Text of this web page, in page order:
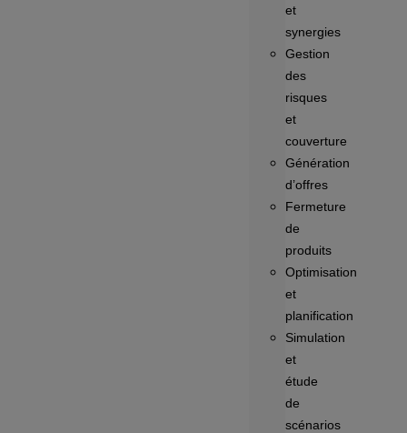
et
synergies
Gestion
des
risques
et
couverture
Génération
d’offres
Fermeture
de
produits
Optimisation
et
planification
Simulation
et
étude
de
scénarios